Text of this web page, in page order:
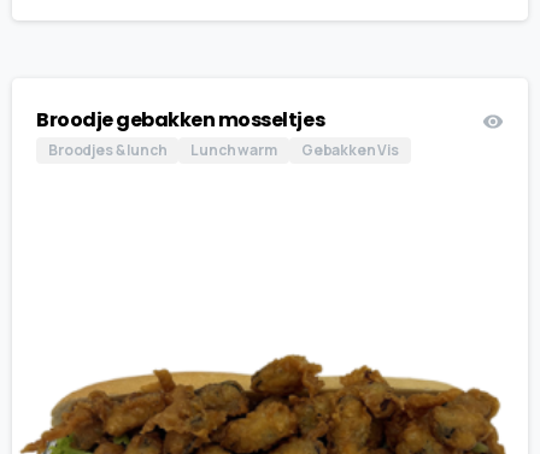
Broodje gebakken mosseltjes
Broodjes & lunch Lunch warm Gebakken Vis